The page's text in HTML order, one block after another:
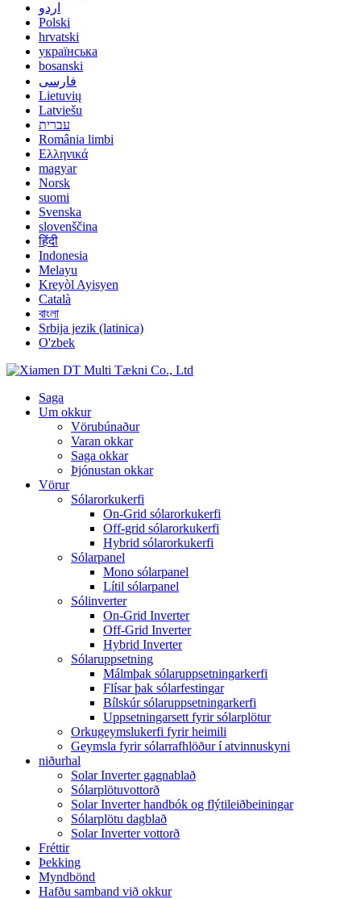
اردو
Polski
hrvatski
українська
bosanski
فارسی
Lietuvių
Latviešu
עברית
România limbi
Ελληνικά
magyar
Norsk
suomi
Svenska
slovenščina
हिंदी
Indonesia
Melayu
Kreyòl Ayisyen
Català
বাংলা
Srbija jezik (latinica)
O'zbek
Saga
Um okkur
Vörubúnaður
Varan okkar
Saga okkar
Þjónustan okkar
Vörur
Sólarorkukerfi
On-Grid sólarorkukerfi
Off-grid sólarorkukerfi
Hybrid sólarorkukerfi
Sólarpanel
Mono sólarpanel
Lítil sólarpanel
Sólinverter
On-Grid Inverter
Off-Grid Inverter
Hybrid Inverter
Sólaruppsetning
Málmþak sólaruppsetningarkerfi
Flísar þak sólarfestingar
Bílskúr sólaruppsetningarkerfi
Uppsetningarsett fyrir sólarplötur
Orkugeymslukerfi fyrir heimili
Geymsla fyrir sólarrafhlöður í atvinnuskyni
niðurhal
Solar Inverter gagnablað
Sólarplötuvottorð
Solar Inverter handbók og flýtileiðbeiningar
Sólarplötu dagblað
Solar Inverter vottorð
Fréttir
Þekking
Myndbönd
Hafðu samband við okkur